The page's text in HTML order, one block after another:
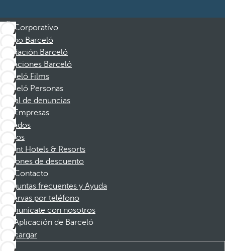
Corporativo
Grupo Barceló
Fundación Barceló
Vacaciones Barceló
Barceló Films
Barceló Personas
Canal de denuncias
Empresas
Afiliados
Socios
Dorint Hotels & Resorts
Cupones de descuento
Contacto
Preguntas frecuentes y Ayuda
Reservas por teléfono
Comunícate con nosotros
Aplicación de Barceló
Descargar